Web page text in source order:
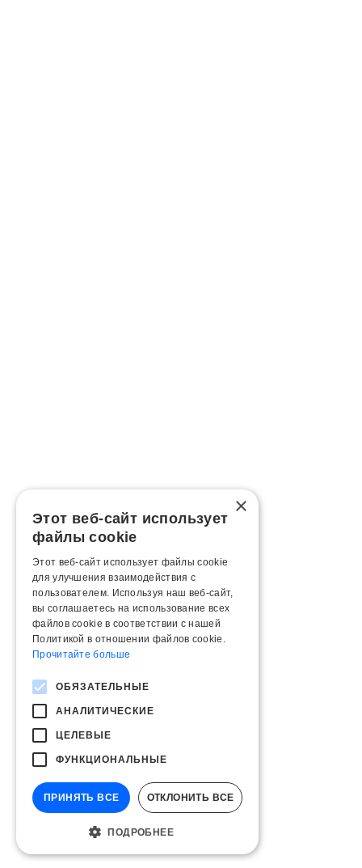
×
Этот веб-сайт использует
файлы cookie
Этот веб-сайт использует файлы cookie
для улучшения взаимодействия с
пользователем. Используя наш веб-сайт,
вы соглашаетесь на использование всех
файлов cookie в соответствии с нашей
Политикой в ​​отношении файлов cookie.
Прочитайте больше
ОБЯЗАТЕЛЬНЫЕ
АНАЛИТИЧЕСКИЕ
ЦЕЛЕВЫЕ
ФУНКЦИОНАЛЬНЫЕ
ПРИНЯТЬ ВСЕ ОТКЛОНИТЬ ВСЕ
ПОДРОБНЕЕ